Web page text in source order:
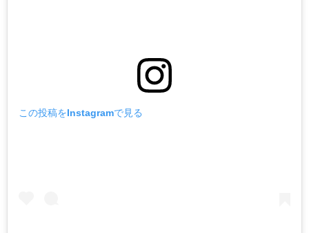
この投稿をInstagramで見る